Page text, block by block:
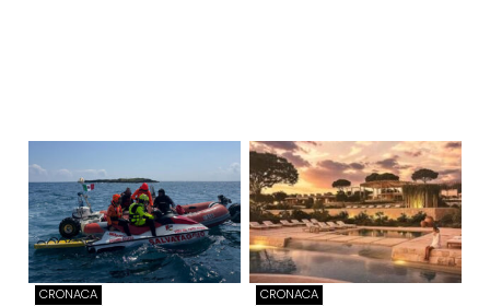
CRONACA CRONACA